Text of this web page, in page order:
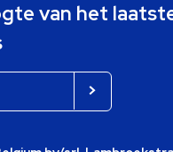
van het